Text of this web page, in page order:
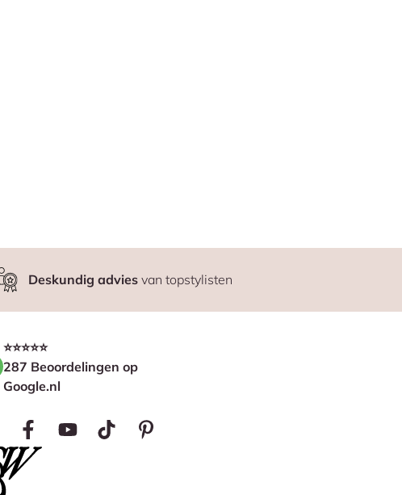
Deskundig advies van topstylisten
⭐⭐⭐⭐⭐
287 Beoordelingen op
Google.nl